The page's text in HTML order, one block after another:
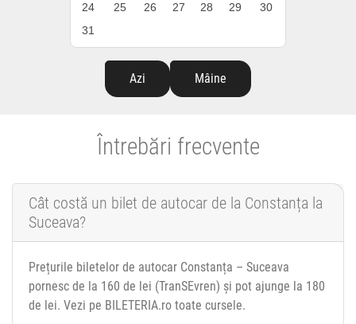
24
25 26 27 28 29
30
31
Azi Mâine
Întrebări frecvente
Cât costă un bilet de autocar de la Constanța la
Suceava?
Prețurile biletelor de autocar Constanța – Suceava
pornesc de la 160 de lei (TranSEvren) și pot ajunge la 180
de lei. Vezi pe BILETERIA.ro toate cursele.